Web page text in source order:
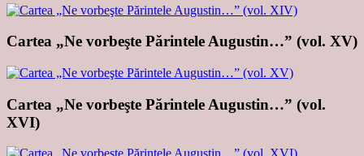
Cartea „Ne vorbeşte Părintele Augustin…” (vol. XV)
Cartea „Ne vorbeşte Părintele Augustin…” (vol.
XVI)